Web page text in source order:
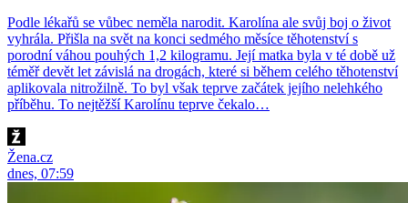
Podle lékařů se vůbec neměla narodit. Karolína ale svůj boj o život
vyhrála. Přišla na svět na konci sedmého měsíce těhotenství s
porodní váhou pouhých 1,2 kilogramu. Její matka byla v té době už
téměř devět let závislá na drogách, které si během celého těhotenství
aplikovala nitrožilně. To byl však teprve začátek jejího nelehkého
příběhu. To nejtěžší Karolínu teprve čekalo…
Žena.cz
dnes, 07:59